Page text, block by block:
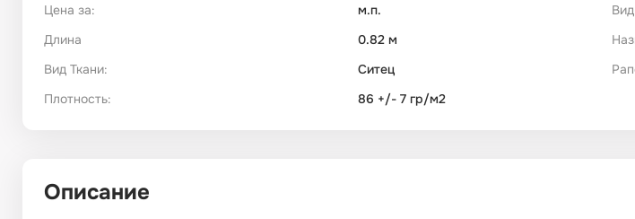
Цена за:
м.п.
Длина
0.82 м
Вид Ткани:
Ситец
Плотность:
86 +/- 7 гр/м2
Описание